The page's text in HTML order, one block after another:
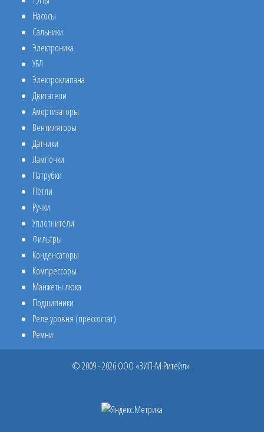
Насосы
Сальники
Электроника
УБЛ
Электроклапана
Двигатели
Амортизаторы
Вентиляторы
Датчики
Лампочки
Патрубки
Петли
Ручки
Уплотнители
Фильтры
Конденсаторы
Компрессоры
Манжеты люка
Подшипники
Реле уровня (прессостат)
Ремни
© 2009 - 2026 ООО «ЗИП-М Ритейл»